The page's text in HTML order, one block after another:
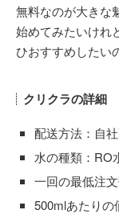
無料なのが大きな
始めてみたいけれ
ひおすすめしたい
クリクラの詳細
配送方法：自
水の種類：RO
一回の最低注
500mlあたりの